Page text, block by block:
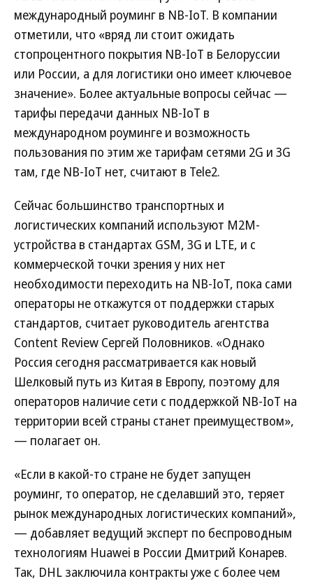
международный роуминг в NB-IoT. В компании
отметили, что «вряд ли стоит ожидать
стопроцентного покрытия NB-IoT в Белоруссии
или России, а для логистики оно имеет ключевое
значение». Более актуальные вопросы сейчас —
тарифы передачи данных NB-IoT в
международном роуминге и возможность
пользования по этим же тарифам сетями 2G и 3G
там, где NB-IoT нет, считают в Tele2.
Сейчас большинство транспортных и
логистических компаний используют M2M-
устройства в стандартах GSM, 3G и LTE, и с
коммерческой точки зрения у них нет
необходимости переходить на NB-IoT, пока сами
операторы не откажутся от поддержки старых
стандартов, считает руководитель агентства
Content Review Сергей Половников. «Однако
Россия сегодня рассматривается как новый
Шелковый путь из Китая в Европу, поэтому для
операторов наличие сети с поддержкой NB-IoT на
территории всей страны станет преимуществом»,
— полагает он.
«Если в какой-то стране не будет запущен
роуминг, то оператор, не сделавший это, теряет
рынок международных логистических компаний»,
— добавляет ведущий эксперт по беспроводным
технологиям Huawei в России Дмитрий Конарев.
Так, DHL заключила контракты уже c более чем